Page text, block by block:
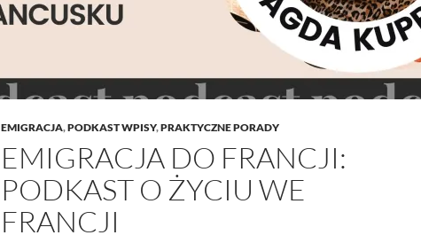
EMIGRACJA,PODKAST WPISY,PRAKTYCZNE PORADY
EMIGRACJA DO FRANCJI:
PODKAST O ŻYCIU WE
FRANCJI